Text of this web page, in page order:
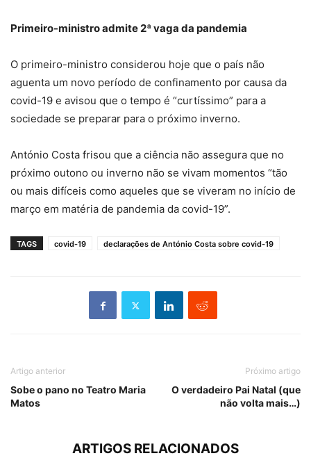
Primeiro-ministro admite 2ª vaga da pandemia
O primeiro-ministro considerou hoje que o país não
aguenta um novo período de confinamento por causa da
covid-19 e avisou que o tempo é “curtíssimo” para a
sociedade se preparar para o próximo inverno.
António Costa frisou que a ciência não assegura que no
próximo outono ou inverno não se vivam momentos “tão
ou mais difíceis como aqueles que se viveram no início de
março em matéria de pandemia da covid-19”.
TAGS covid-19 declarações de António Costa sobre covid-19
Artigo anterior
Sobe o pano no Teatro Maria
Matos
Próximo artigo
O verdadeiro Pai Natal (que
não volta mais…)
ARTIGOS RELACIONADOS